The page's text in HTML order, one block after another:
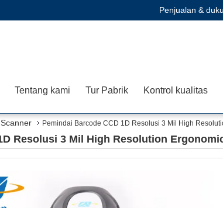
Penjualan &
Tentang kami Tur Pabrik Kontrol kualitas
Pemindai Barcode CCD 1D Resolusi 3 Mil High
Resolusi 3 Mil High Resolution